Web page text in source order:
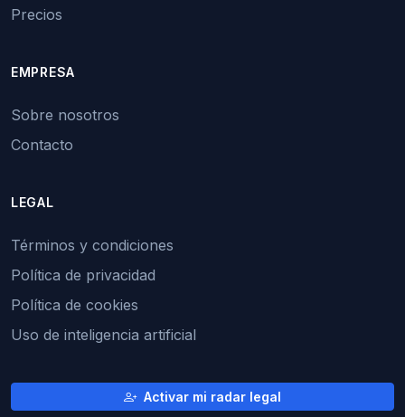
Precios
EMPRESA
Sobre nosotros
Contacto
LEGAL
Términos y condiciones
Política de privacidad
Política de cookies
Uso de inteligencia artificial
Activar mi radar legal